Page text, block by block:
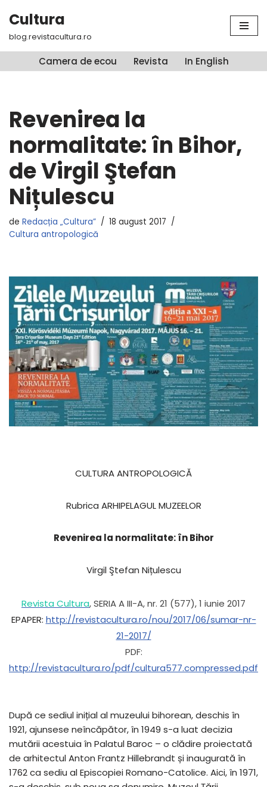
Sari
conținut
Cultura
blog.revistacultura.ro
Camera de ecou Revista In English
Revenirea la
normalitate: în Bihor,
de Virgil Ştefan
Nițulescu
de Redacția „Cultura”
18 august 2017
Cultura antropologică
CULTURA ANTROPOLOGICĂ
Rubrica ARHIPELAGUL MUZEELOR
Revenirea la normalitate: în Bihor
Virgil Ştefan Nițulescu
Revista Cultura, SERIA A III-A, nr. 21 (577), 1 iunie 2017
EPAPER: http://revistacultura.ro/nou/2017/06/sumar-nr-
21-2017/
PDF:
http://revistacultura.ro/pdf/cultura577.compressed.pdf
După ce sediul inițial al muzeului bihorean, deschis în
1921, ajunsese neîncăpător, în 1949 s-a luat decizia
mutării acestuia în Palatul Baroc – o clădire proiectată
de arhitectul Anton Frantz Hillebrandt și inaugurată în
1762 ca sediu al Episcopiei Romano-Catolice. Aici, în 1971,